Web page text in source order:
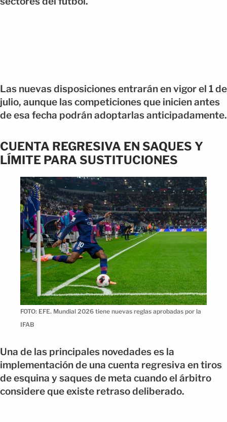
Las nuevas disposiciones entrarán en vigor el 1 de
julio, aunque las competiciones que inicien antes
de esa fecha podrán adoptarlas anticipadamente.
CUENTA REGRESIVA EN SAQUES Y
LÍMITE PARA SUSTITUCIONES
FOTO: EFE. Mundial 2026 tiene nuevas reglas aprobadas por la
IFAB
Una de las principales novedades es la
implementación de una cuenta regresiva en tiros
de esquina y saques de meta cuando el árbitro
considere que existe retraso deliberado.